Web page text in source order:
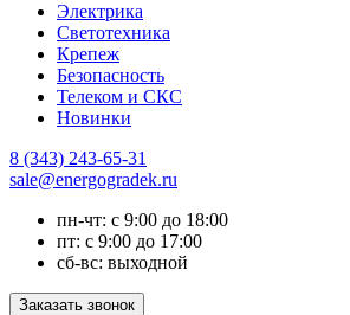
Электрика
Светотехника
Крепеж
Безопасность
Телеком и СКС
Новинки
8 (343) 243-65-31
sale@energogradek.ru
пн-чт: с 9:00 до 18:00
пт: с 9:00 до 17:00
сб-вс: выходной